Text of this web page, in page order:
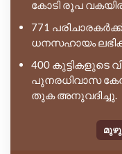
കോടി രൂപ
771
ധനസഹായം
400 കുട്ടികളുടെ
പുനരധിവാസ
തുക അനുവദിച്ചു.